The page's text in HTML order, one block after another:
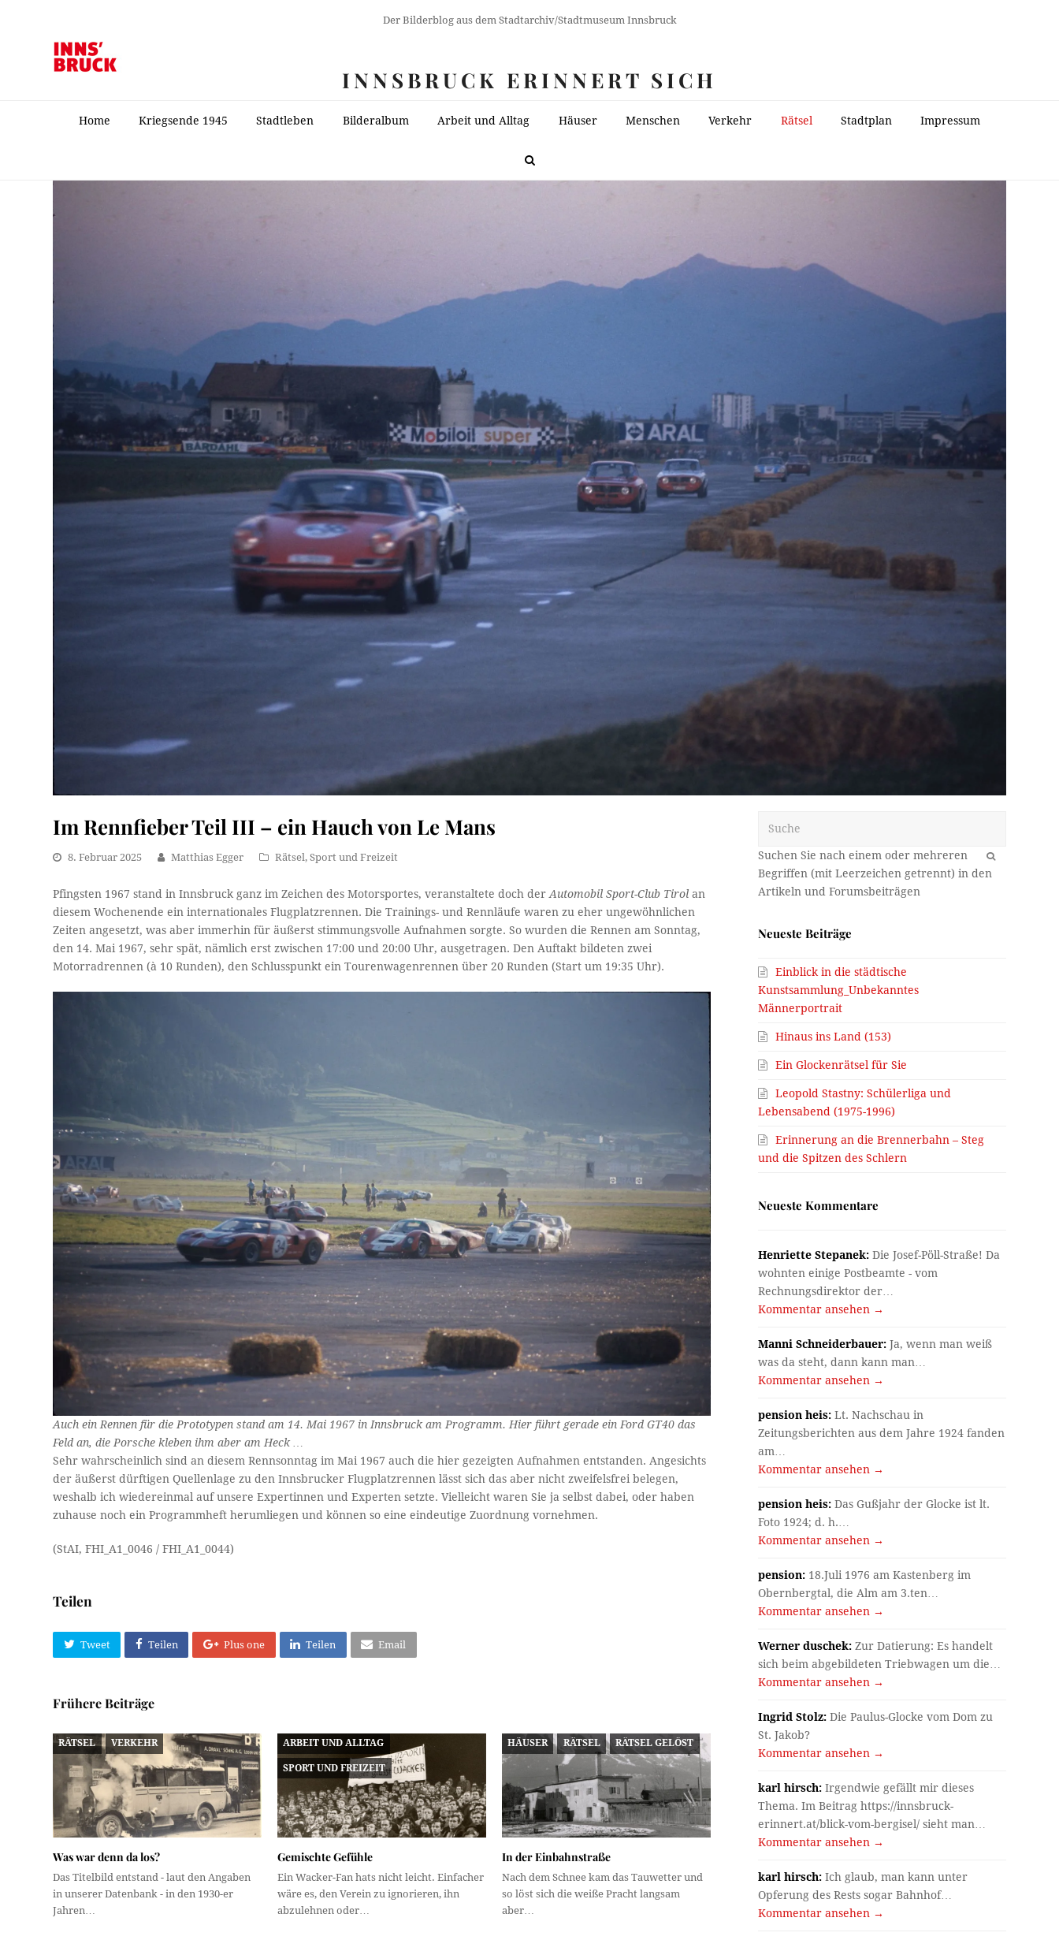
Der Bilderblog aus dem Stadtarchiv/Stadtmuseum Innsbruck
INNSBRUCK ERINNERT SICH
Home Kriegsende 1945 Stadtleben Bilderalbum Arbeit und Alltag Häuser Menschen Verkehr Rätsel Stadtplan Impressum
Im Rennfieber Teil III – ein Hauch von Le Mans
8. Februar 2025 Matthias Egger Rätsel,Sport und Freizeit
Pfingsten 1967 stand in Innsbruck ganz im Zeichen des Motorsportes, veranstaltete doch derAutomobil Sport-Club Tirolan
diesem Wochenende ein internationales Flugplatzrennen. Die Trainings- und Rennläufe waren zu eher ungewöhnlichen
Zeiten angesetzt, was aber immerhin für äußerst stimmungsvolle Aufnahmen sorgte. So wurden die Rennen am Sonntag,
den 14. Mai 1967, sehr spät, nämlich erst zwischen 17:00 und 20:00 Uhr, ausgetragen. Den Auftakt bildeten zwei
Motorradrennen (à 10 Runden), den Schlusspunkt ein Tourenwagenrennen über 20 Runden (Start um 19:35 Uhr).
Auch ein Rennen für die Prototypen stand am 14. Mai 1967 in Innsbruck am Programm. Hier führt gerade ein Ford GT40 das
Feld an, die Porsche kleben ihm aber am Heck …
Sehr wahrscheinlich sind an diesem Rennsonntag im Mai 1967 auch die hier gezeigten Aufnahmen entstanden. Angesichts
der äußerst dürftigen Quellenlage zu den Innsbrucker Flugplatzrennen lässt sich das aber nicht zweifelsfrei belegen,
weshalb ich wiedereinmal auf unsere Expertinnen und Experten setzte. Vielleicht waren Sie ja selbst dabei, oder haben
zuhause noch ein Programmheft herumliegen und können so eine eindeutige Zuordnung vornehmen.
(StAI, FHI_A1_0046 / FHI_A1_0044)
Teilen
Tweet Teilen Plus one Teilen Email
Frühere Beiträge
RÄTSEL VERKEHR
Was war denn da los?
Das Titelbild entstand - laut den Angaben
in unserer Datenbank - in den 1930-er
Jahren…
ARBEIT UND ALLTAG
SPORT UND FREIZEIT
Gemischte Gefühle
Ein Wacker-Fan hats nicht leicht. Einfacher
wäre es, den Verein zu ignorieren, ihn
abzulehnen oder…
HÄUSER RÄTSEL RÄTSEL GELÖST
In der Einbahnstraße
Nach dem Schnee kam das Tauwetter und
so löst sich die weiße Pracht langsam
aber…
OK
Neueste Beiträge
Einblick in die städtische
Kunstsammlung_Unbekanntes
Männerportrait
Hinaus ins Land (153)
Ein Glockenrätsel für Sie
Leopold Stastny: Schülerliga und
Lebensabend (1975-1996)
Erinnerung an die Brennerbahn – Steg
und die Spitzen des Schlern
Neueste Kommentare
Henriette Stepanek: Die Josef-Pöll-Straße! Da
wohnten einige Postbeamte - vom
Rechnungsdirektor der…
Kommentar ansehen →
Manni Schneiderbauer: Ja, wenn man weiß
was da steht, dann kann man…
Kommentar ansehen →
pension heis: Lt. Nachschau in
Zeitungsberichten aus dem Jahre 1924 fanden
am…
Kommentar ansehen →
pension heis: Das Gußjahr der Glocke ist lt.
Foto 1924; d. h.…
Kommentar ansehen →
pension: 18.Juli 1976 am Kastenberg im
Obernbergtal, die Alm am 3.ten…
Kommentar ansehen →
Werner duschek: Zur Datierung: Es handelt
sich beim abgebildeten Triebwagen um die…
Kommentar ansehen →
Ingrid Stolz: Die Paulus-Glocke vom Dom zu
St. Jakob?
Kommentar ansehen →
karl hirsch: Irgendwie gefällt mir dieses
Thema. Im Beitrag https://innsbruck-
erinnert.at/blick-vom-bergisel/ sieht man…
Kommentar ansehen →
karl hirsch: Ich glaub, man kann unter
Opferung des Rests sogar Bahnhof…
Kommentar ansehen →